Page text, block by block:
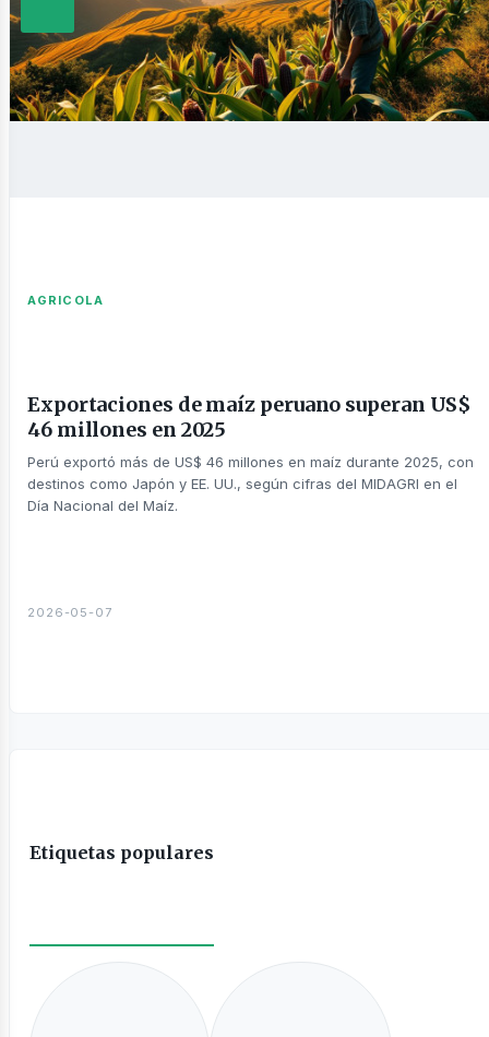
AGRICOLA
Exportaciones de maíz peruano superan US$
46 millones en 2025
Perú exportó más de US$ 46 millones en maíz durante 2025, con
destinos como Japón y EE. UU., según cifras del MIDAGRI en el
Día Nacional del Maíz.
2026-05-07
Etiquetas populares